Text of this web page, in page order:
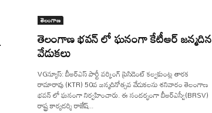
తెలంగాణ
తెలంగాణ భవన్ లో ఘనంగా కేటీఆర్ జన్మదిన
వేడుకలు
VGన్యూస్: బీఆర్ఎస్ పార్టీ వర్కింగ్ ప్రెసిడెంట్ కల్వకుంట్ల తారక
రామారావు (KTR) 50వ జన్మదినోత్సవ వేడుకలను శనివారం తెలంగాణ
భవన్ లో ఘనంగా నిర్వహించారు. ఈ సందర్భంగా బీఆర్ఎస్వీ(BRSV)
రాష్ట్ర కార్యదర్శి రాజేష్...